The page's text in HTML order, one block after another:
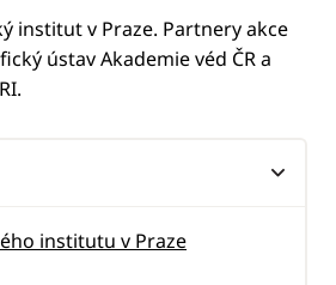
institut v Praze. Partnery akce
ústav Akademie véd ČR a
institutu v Praze